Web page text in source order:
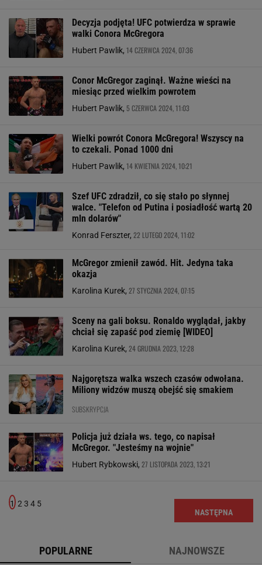
Decyzja podjęta! UFC potwierdza w sprawie
walki Conora McGregora
Hubert Pawlik, 14 CZERWCA 2024, 07:36
Conor McGregor zaginął. Ważne wieści na
miesiąc przed wielkim powrotem
Hubert Pawlik, 5 CZERWCA 2024, 11:03
Wielki powrót Conora McGregora! Wszyscy na
to czekali. Ponad 1000 dni
Hubert Pawlik, 14 KWIETNIA 2024, 10:21
Szef UFC zdradził, co się stało po słynnej
walce. "Telefon od Putina i posiadłość wartą 20
mln dolarów"
Konrad Ferszter, 22 LUTEGO 2024, 11:02
McGregor zmienił zawód. Hit. Jedyna taka
okazja
Karolina Kurek, 27 STYCZNIA 2024, 07:15
Sceny na gali boksu. Ronaldo wyglądał, jakby
chciał się zapaść pod ziemię [WIDEO]
Karolina Kurek, 24 GRUDNIA 2023, 12:28
Najgorętsza walka wszech czasów odwołana.
Miliony widzów muszą obejść się smakiem
SUBSKRYPCJA
Policja już działa ws. tego, co napisał
McGregor. "Jesteśmy na wojnie"
Hubert Rybkowski, 27 LISTOPADA 2023, 13:21
1 2 3 4 5
NASTĘPNA
POPULARNE NAJNOWSZE